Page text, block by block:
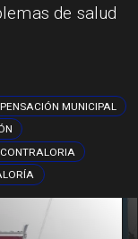
de salud
MUNICIPAL
CONTRALORIA